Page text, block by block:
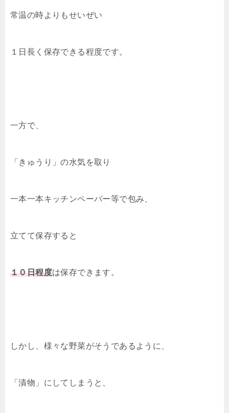
常温の時よりもせいぜい
１日長く保存できる程度です。
一方で、
「きゅうり」の水気を取り
一本一本キッチンペーパー等で包み、
立てて保存すると
１０日程度は保存できます。
しかし、様々な野菜がそうであるように、
「漬物」にしてしまうと、